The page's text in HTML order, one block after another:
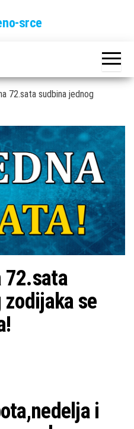
srce
72.sata sudbina jednog
72.sata
se
i